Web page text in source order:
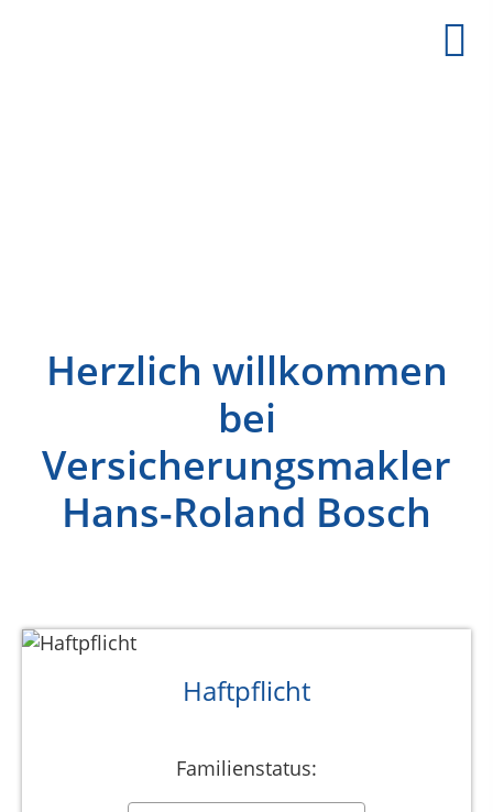
Herzlich willkommen
bei
Versicherungsmakler
Hans-Roland Bosch
Haftpflicht
Familienstatus: